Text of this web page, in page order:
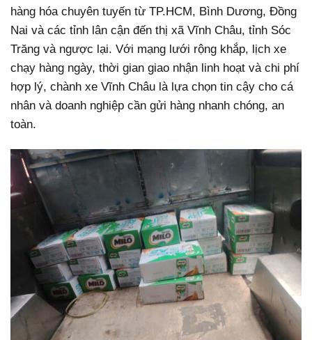
hàng hóa chuyên tuyến từ TP.HCM, Bình Dương, Đồng
Nai và các tỉnh lân cận đến thị xã Vĩnh Châu, tỉnh Sóc
Trăng và ngược lại. Với mạng lưới rộng khắp, lịch xe
chạy hàng ngày, thời gian giao nhận linh hoạt và chi phí
hợp lý, chành xe Vĩnh Châu là lựa chọn tin cậy cho cá
nhân và doanh nghiệp cần gửi hàng nhanh chóng, an
toàn.